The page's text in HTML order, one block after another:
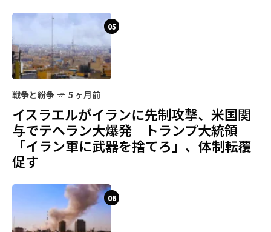
05
戦争と紛争 5 ヶ月前
イスラエルがイランに先制攻撃、米国関
与でテヘラン大爆発 トランプ大統領
「イラン軍に武器を捨てろ」、体制転覆
促す
06